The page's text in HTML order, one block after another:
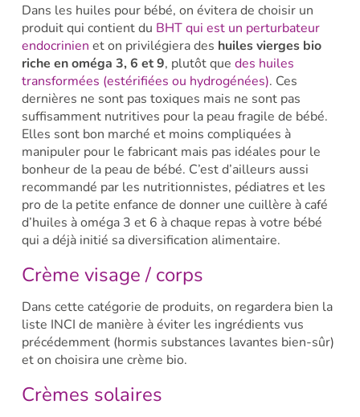
Dans les huiles pour bébé, on évitera de choisir un
produit qui contient du BHT qui est un perturbateur
endocrinien et on privilégiera des huiles vierges bio
riche en oméga 3, 6 et 9, plutôt que des huiles
transformées (estérifiées ou hydrogénées). Ces
dernières ne sont pas toxiques mais ne sont pas
suffisamment nutritives pour la peau fragile de bébé.
Elles sont bon marché et moins compliquées à
manipuler pour le fabricant mais pas idéales pour le
bonheur de la peau de bébé. C’est d’ailleurs aussi
recommandé par les nutritionnistes, pédiatres et les
pro de la petite enfance de donner une cuillère à café
d’huiles à oméga 3 et 6 à chaque repas à votre bébé
qui a déjà initié sa diversification alimentaire.
Crème visage / corps
Dans cette catégorie de produits, on regardera bien la
liste INCI de manière à éviter les ingrédients vus
précédemment (hormis substances lavantes bien-sûr)
et on choisira une crème bio.
Crèmes solaires